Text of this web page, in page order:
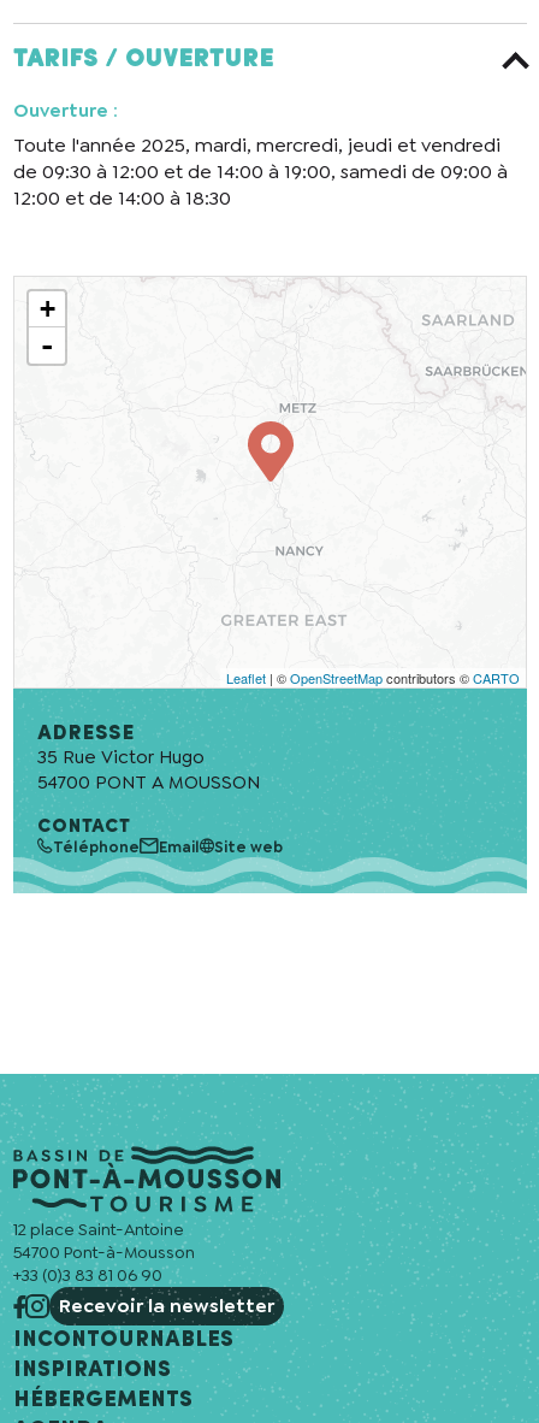
Tarifs / ouverture
Ouverture :
Toute l'année 2025, mardi, mercredi, jeudi et vendredi
de 09:30 à 12:00 et de 14:00 à 19:00, samedi de 09:00 à
12:00 et de 14:00 à 18:30
+
-
Leaflet| ©OpenStreetMapcontributors ©CARTO
Adresse
35 Rue Victor Hugo
54700 PONT A MOUSSON
CONTACT
Téléphone Email Site web
12 place Saint-Antoine
54700 Pont-à-Mousson
+33 (0)3 83 81 06 90
Recevoir la newsletter
Incontournables
Inspirations
Hébergements
informations saisies soient utilisées pour
permettre de me recontacter.